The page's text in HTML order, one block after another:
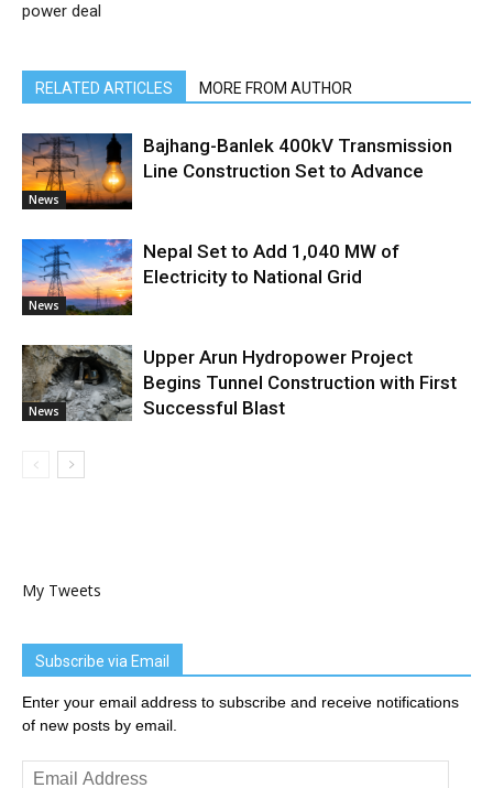
power deal
RELATED ARTICLES MORE FROM AUTHOR
News
Bajhang-Banlek 400kV Transmission
Line Construction Set to Advance
News
Nepal Set to Add 1,040 MW of
Electricity to National Grid
News
Upper Arun Hydropower Project
Begins Tunnel Construction with First
Successful Blast
My Tweets
Subscribe via Email
Enter your email address to subscribe and receive notifications
of new posts by email.
Email